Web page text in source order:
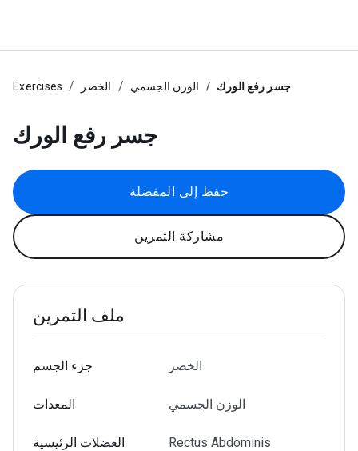
Exercises الخصر الوزن الجسمي جسر رفع الورك
جسر رفع الورك
حفظ إلى المفضلة
مشاركة التمرين
ملف التمرين
جزء الجسم الخصر
المعدات الوزن الجسمي
العضلات الرئيسية Rectus Abdominis